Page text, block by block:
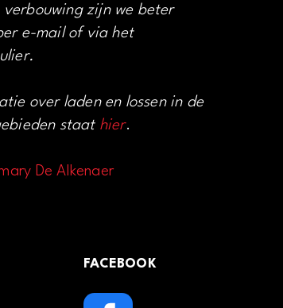
verbouwing zijn we beter
e-mail of via het
over laden en lossen in de
staat hier.
De Alkenaer
FACEBOOK